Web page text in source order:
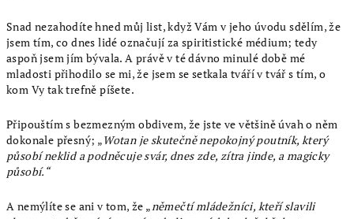
Snad nezahodíte hned můj list, když Vám v jeho úvodu sdělím, že
jsem tím, co dnes lidé označují za spiritistické médium; tedy
aspoň jsem jím bývala. A právě v té dávno minulé době mé
mladosti přihodilo se mi, že jsem se setkala tváří v tvář s tím, o
kom Vy tak trefně píšete.
Připouštím s bezmezným obdivem, že jste ve většině úvah o něm
dokonale přesný; „Wotan je skutečně nepokojný poutník, který
působí neklid a podněcuje svár, dnes zde, zítra jinde, a magicky
působí.“
A nemýlíte se ani v tom, že „němečtí mládežníci, kteří slavili